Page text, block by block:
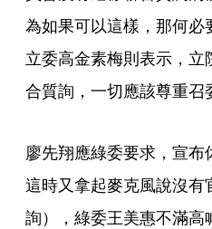
為如果可以這樣，那何
立委高金素梅則表示，
合質詢，一切應該尊重召
廖先翔應綠委要求，宣
這時又拿起麥克風說沒
詢），綠委王美惠不滿